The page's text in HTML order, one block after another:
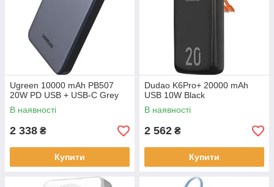
Ugreen 10000 mAh PB507
20W PD USB + USB-C Grey
В наявності
2 338 ₴
Купити
Dudao K6Pro+ 20000 mAh
USB 10W Black
В наявності
2 562 ₴
Купити